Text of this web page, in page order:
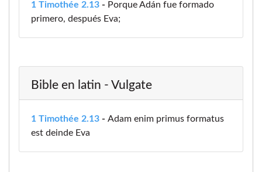
1 Timothée 2.13 - Porque Adán fue formado
primero, después Eva;
Bible en latin - Vulgate
1 Timothée 2.13 - Adam enim primus formatus
est deinde Eva